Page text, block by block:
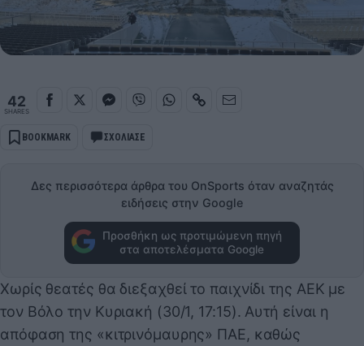
42
SHARES
BOOKMARK ΣΧΟΛΙΑΣΕ
Δες περισσότερα άρθρα του OnSports όταν αναζητάς
ειδήσεις στην Google
Προσθήκη ως προτιμώμενη πηγή
στα αποτελέσματα Google
Χωρίς θεατές θα διεξαχθεί το παιχνίδι της ΑΕΚ με
τον Βόλο την Κυριακή (30/1, 17:15). Αυτή είναι η
απόφαση της «κιτρινόμαυρης» ΠΑΕ, καθώς